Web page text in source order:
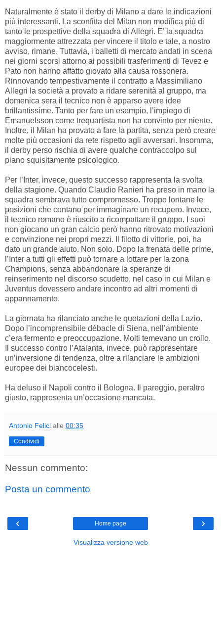
Naturalmente è stato il derby di Milano a dare le indicazioni
più interessanti. La sconfitta del Milan non modifica più di
tanto le prospettive della squadra di Allegri. E’ la squadra
maggiormente attrezzata per vincere il titolo e tale, a nostro
avviso, rimane. Tuttavia, i balletti di mercato andati in scena
nei giorni scorsi attorno ai possibili trasferimenti di Tevez e
Pato non hanno affatto giovato alla causa rossonera.
Rinnovando tempestivamente il contratto a Massimiliano
Allegri la società a provato a ridare serenità al gruppo, ma
domenica sera il tecnico non è apparso avere idee
brillantissime. Tanto per fare un esempio, l’impiego di
Emanuelsson come trequartista non ha convinto per niente.
Inoltre, il Milan ha provato a fare la partita, senza però creare
molte più occasioni da rete rispetto agli avversari. Insomma,
il derby perso rischia di avere qualche contraccolpo sul
piano squisitamente psicologico.
Per l’Inter, invece, questo successo rappresenta la svolta
della stagione. Quando Claudio Ranieri ha preso in mano la
squadra sembrava tutto compromesso. Troppo lontane le
posizioni che contano per immaginare un recupero. Invece,
il tecnico romano è riuscito a ricompattare il gruppo. I suoi
non giocano un gran calcio però hanno ritrovato motivazioni
e convinzione nei propri mezzi. Il filotto di vittorie, poi, ha
dato un grande aiuto. Non solo. Dopo la frenata delle prime,
l’Inter a tutti gli effetti può tornare a lottare per la zona
Champions, senza abbandonare la speranze di
reinserimento nel discorso scudetto, nel caso in cui Milan e
Juventus dovessero andare incontro ad altri momenti di
appannamento.
La giornata ha rilanciato anche le quotazioni della Lazio.
Dopo l’incomprensibile débacle di Siena, nell’ambiente
c’era fermento e preoccupazione. Molti temevano un crollo.
Il successo contro l’Atalanta, invece, può rappresentare
un’inversione di tendenza, oltre a rilanciare le ambizioni
europee dei biancocelesti.
Ha deluso il Napoli contro il Bologna. Il pareggio, peraltro
giusto, rappresenta un’occasione mancata.
Antonio Felici alle 00:35
Condividi
Nessun commento:
Posta un commento
‹ ›
Home page
Visualizza versione web